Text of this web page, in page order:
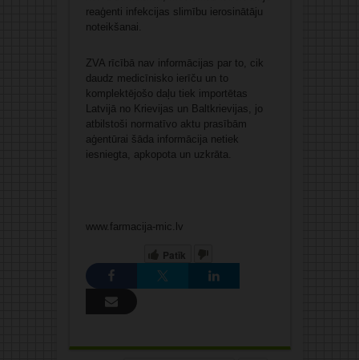
reaģenti infekcijas slimību ierosinātāju
noteikšanai.
ZVA rīcībā nav informācijas par to, cik
daudz medicīnisko ierīču un to
komplektējošo daļu tiek importētas
Latvijā no Krievijas un Baltkrievijas, jo
atbilstoši normatīvo aktu prasībām
aģentūrai šāda informācija netiek
iesniegta, apkopota un uzkrāta.
www.farmacija-mic.lv
Patīk